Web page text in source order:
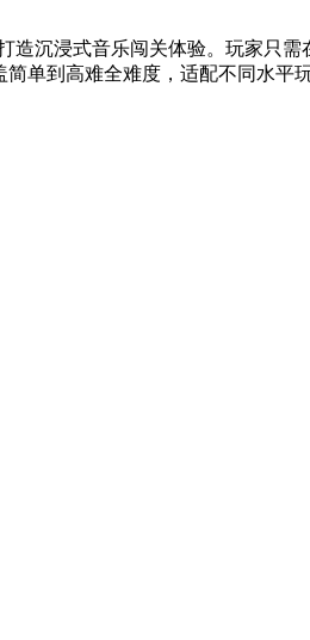
沉浸式音乐闯关体验。玩家只
单到高难全难度，适配不同水平